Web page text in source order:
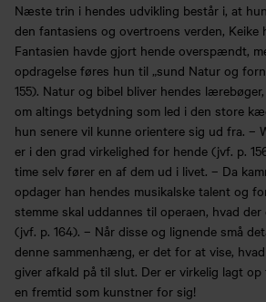
Næste trin i hendes udvikling består i, at
den fantasiens og overtroens verden, Keike
Fantasien havde gjort hende overspændt,
opdragelse føres hun til „sund Natur og
155). Natur og bibel bliver hendes
om altings betydning som led i den store
hun senere vil kunne orientere sig ud fra. –
er i den grad virkelighed for hende (jvf. p.
time selv fører en af dem ud i livet. – Da
opdager han hendes musikalske talent og
stemme skal uddannes til operaen, hvad
(jvf. p. 164). – Når disse og lignende små
denne sammenhæng, er det for at vise,
giver afkald på til slut. Der er virkelig lagt
en fremtid som kunstner for sig!